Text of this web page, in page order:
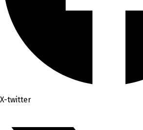
X-twitter